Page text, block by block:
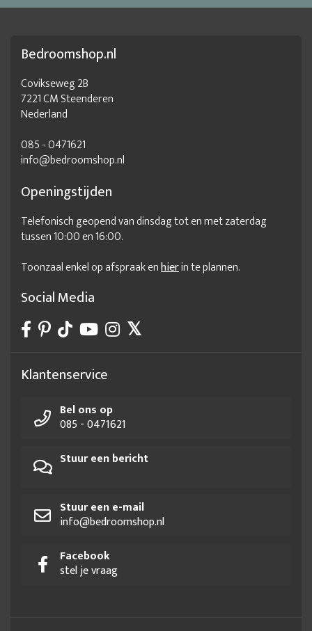
Commode massief hout
Commode met deuren
Commode met lades
Commode met veel opbergruimte
Dressoir 120 breed hout
Extra brede commode
Houten commode kast
Kast commode
Lage commode
Landelijke commode
Lange commode
Massief houten commode
Moderne commode
Bedroomshop.nl
Covikseweg 2B
7221 CM Steenderen
Nederland
085 - 0471621
info@bedroomshop.nl
Openingstijden
Telefonisch geopend van dinsdag tot en met zaterdag
tussen 10:00 en 16:00.
Toonzaal enkel op afspraak enhierin te plannen.
Social Media
Klantenservice
Bel ons op
085 - 0471621
Stuur een bericht
Stuur een e-mail
info@bedroomshop.nl
Facebook
stel je vraag